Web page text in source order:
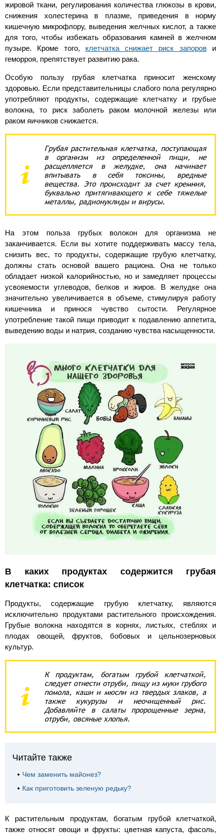
жировой ткани, регулирования количества глюкозы в крови,
снижения холестерина в плазме, приведения в норму
кишечную микрофлору, выведения желчных кислот, а также
для того, чтобы избежать образования камней в желчном
пузыре. Кроме того, клетчатка снижает риск запорови
геморроя, препятствует развитию рака.
Особую пользу грубая клетчатка приносит женскому
здоровью. Если представительницы слабого пола регулярно
употребляют продукты, содержащие клетчатку и грубые
волокна, то риск заболеть раком молочной железы или
раком яичников снижается.
Грубая растительная клетчатка, поступающая
в организм из определенной пищи, не
расщепляется в желудке, она начинает
впитывать в себя токсины, вредные
вещества. Это происходит за счет кремния,
буквально притягивающего к себе тяжелые
металлы, радионуклиды и вирусы.
На этом польза грубых волокон для организма не
заканчивается. Если вы хотите поддерживать массу тела,
снизить вес, то продукты, содержащие грубую клетчатку,
должны стать основой вашего рациона. Она не только
обладает низкой калорийностью, но и замедляет процессы
усвояемости углеводов, белков и жиров. В желудке она
значительно увеличивается в объеме, стимулируя работу
кишечника и принося чувство сытости. Регулярное
употребление такой пищи приводит к подавлению аппетита,
выведению воды и натрия, созданию чувства насыщенности.
В каких продуктах содержится грубая
клетчатка: список
Продукты, содержащие грубую клетчатку, являются
исключительно продуктами растительного происхождения.
Грубые волокна находятся в корнях, листьях, стеблях и
плодах овощей, фруктов, бобовых и цельнозерновых
культур.
К продуктам, богатым грубой клетчаткой,
следует отнести отруби, пищу из муки грубого
помола, каши и мюсли из твердых злаков, а
также кукурузы и неочищенный рис.
Добавляйте в салаты пророщенные зерна,
отруби, овсяные хлопья.
Читайте также
Чем заменить майонез?
Как приготовить зеленую редьку?
К растительным продуктам, богатым грубой клетчаткой,
также относят овощи и фрукты: цветная капуста, фасоль,